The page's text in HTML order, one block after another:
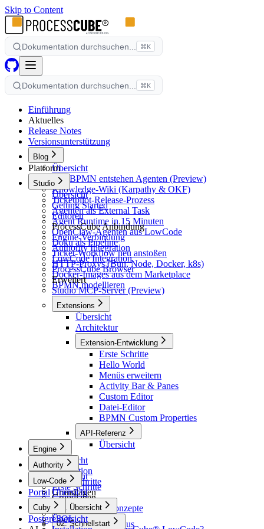
Skip to Content
Dokumentation durchsuchen... ⌘K
Dokumentation durchsuchen... ⌘K
Einführung
Aktuelles
Release Notes
Versionsunterstützung
Blog
Übersicht
Aus BPMN entstehen Agenten (Preview)
Knowledge-Wiki (Karpathy & OKF)
Ticketpilot-Release-Prozess
Agenten als External Task
Agent Runtime in 15 Minuten
OpenClaw-Agenten aus LowCode
Doku als Pipeline
Ticket-Workflow neu anstoßen
HTTP-Proxys (Bun, Node, Docker, k8s)
Docker-Images aus dem Marketplace
BPMN modellieren
Platform
Studio
Übersicht
Getting Started
Editoren
ProcessCube Anbindung
Engine-Verbindung
Authority Integration
LowCode Integration
ProcessCube Browser
Erweitert
Studio MCP-Server (Preview)
Extensions
Übersicht
Architektur
Extension-Entwicklung
Erste Schritte
Hello World
Menüs erweitern
Activity Bar & Panes
Custom Editor
Datei-Editor
BPMN Custom Properties
API-Referenz
Übersicht
Engine
Übersicht
Installation
Erste Schritte
Grundlagen
Architektur
BPMN-Elemente
Prozess-Lebenszyklus
Authority
Übersicht
Erste Schritte
Grundlagen
Grundlegende Konzepte
Konfiguration
Low-Code
Übersicht
01. Übersicht
Übersicht
02. Schnellstart
Portal
Cuby
Übersicht
PostgreSQL